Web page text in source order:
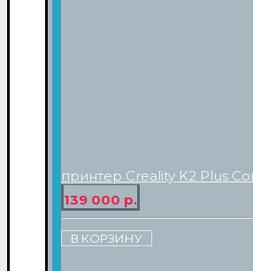
принтер Creality K2 Plus
139 000 р.
В КОРЗИНУ